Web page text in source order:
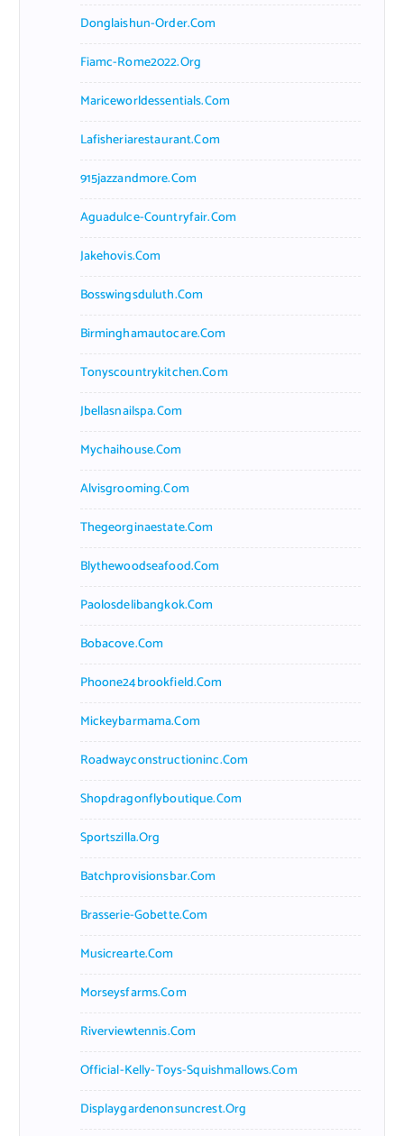
Donglaishun-Order.com
Fiamc-Rome2022.org
Mariceworldessentials.com
Lafisheriarestaurant.com
915jazzandmore.com
Aguadulce-Countryfair.com
Jakehovis.com
Bosswingsduluth.com
Birminghamautocare.com
Tonyscountrykitchen.com
Jbellasnailspa.com
Mychaihouse.com
Alvisgrooming.com
Thegeorginaestate.com
Blythewoodseafood.com
Paolosdelibangkok.com
Bobacove.com
Phoone24brookfield.com
Mickeybarmama.com
Roadwayconstructioninc.com
Shopdragonflyboutique.com
Sportszilla.org
Batchprovisionsbar.com
Brasserie-Gobette.com
Musicrearte.com
Morseysfarms.com
Riverviewtennis.com
Official-Kelly-Toys-Squishmallows.com
Displaygardenonsuncrest.org